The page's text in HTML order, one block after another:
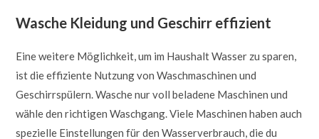
Wasche Kleidung und Geschirr effizient
Eine weitere Möglichkeit, um im Haushalt Wasser zu sparen,
ist die effiziente Nutzung von Waschmaschinen und
Geschirrspülern. Wasche nur voll beladene Maschinen und
wähle den richtigen Waschgang. Viele Maschinen haben auch
spezielle Einstellungen für den Wasserverbrauch, die du